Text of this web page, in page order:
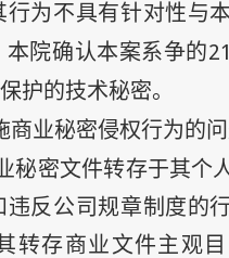
为不具有针对性与
院确认本案系争的
护的技术秘密。
商业秘密侵权行为的
秘密文件转存于其个
反公司规章制度的
转存商业文件主观